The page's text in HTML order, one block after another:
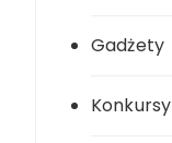
Gadżety
Konkursy